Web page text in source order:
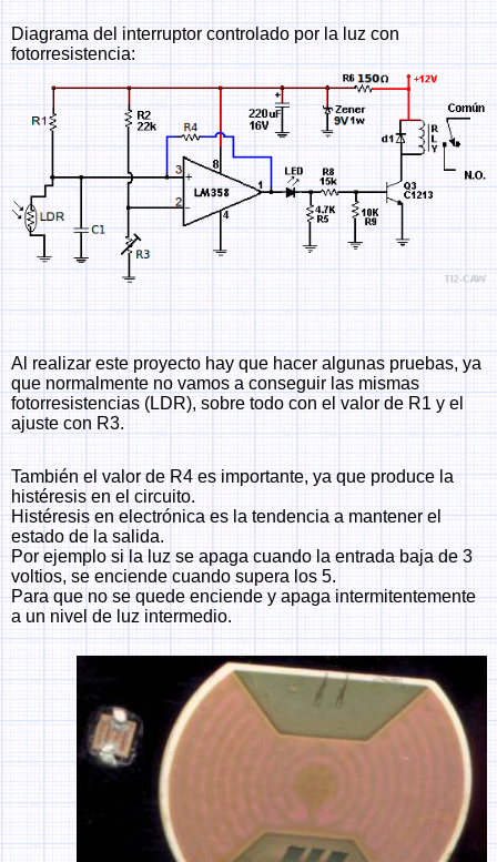
Diagrama del interruptor controlado por la luz con
fotorresistencia:
Al realizar este proyecto hay que hacer algunas pruebas, ya
que normalmente no vamos a conseguir las mismas
fotorresistencias (LDR), sobre todo con el valor de R1 y el
ajuste con R3.
También el valor de R4 es importante, ya que produce la
histéresis en el circuito.
Histéresis en electrónica es la tendencia a mantener el
estado de la salida.
Por ejemplo si la luz se apaga cuando la entrada baja de 3
voltios, se enciende cuando supera los 5.
Para que no se quede enciende y apaga intermitentemente
a un nivel de luz intermedio.